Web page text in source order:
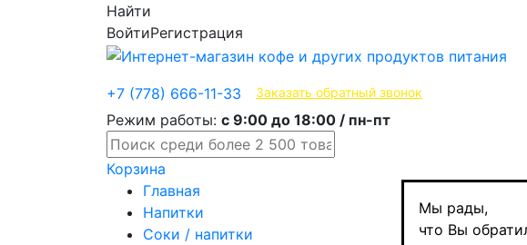
Найти
ВойтиРегистрация
+7 (778) 666-11-33 Заказать обратный звонок
Режим работы: с 9:00 до 18:00 / пн-пт
Корзина
Мы рады,
что Вы
Главная
Напитки
Соки / напитки